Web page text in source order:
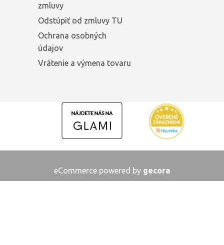
zmluvy
Odstúpiť od zmluvy TU
Ochrana osobných
údajov
Vrátenie a výmena tovaru
eCommerce powered by gecora